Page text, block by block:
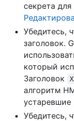
секрета
Убедитесь,
заголовок.
который
Заголовок
алгоритм
устаревшие
Убедитесь,